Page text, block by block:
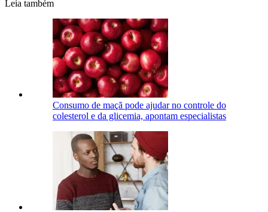
Leia também
Consumo de maçã pode ajudar no controle do
colesterol e da glicemia, apontam especialistas